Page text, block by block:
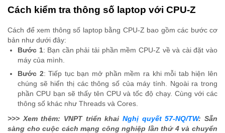
Cách kiểm tra thông số laptop với CPU-Z
Cách để xem thông số laptop bằng CPU-Z bao gồm các bước cơ
bản như dưới đây:
Bước 1: Bạn cần phải tải phần mềm CPU-Z về và cài đặt vào
máy của mình.
Bước 2: Tiếp tục bạn mở phần mềm ra khi mỗi tab hiện lên
chúng sẽ hiển thị các thông số của máy tính. Ngoài ra trong
phần CPU bạn sẽ thấy tên CPU và tốc độ chạy. Cùng với các
thông số khác như Threads và Cores.
>>> Xem thêm: VNPT triển khai Nghị quyết 57-NQ/TW: Sẵn
sàng cho cuộc cách mạng công nghiệp lần thứ 4 và chuyển